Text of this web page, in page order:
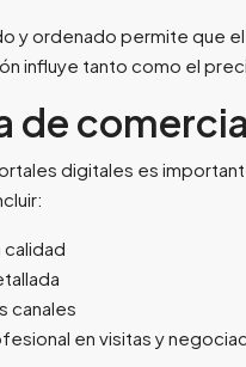
y ordenado permite que
influye tanto como el
de
digitales es
canales
en visitas y